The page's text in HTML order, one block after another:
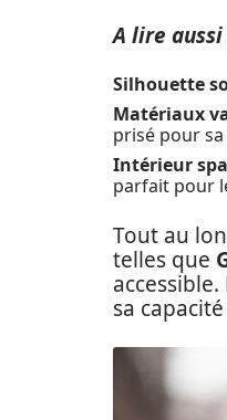
A lire aussi
Silhouette
Matériaux
prisé pour
Intérieur
parfait pour
Tout au
telles que
sa